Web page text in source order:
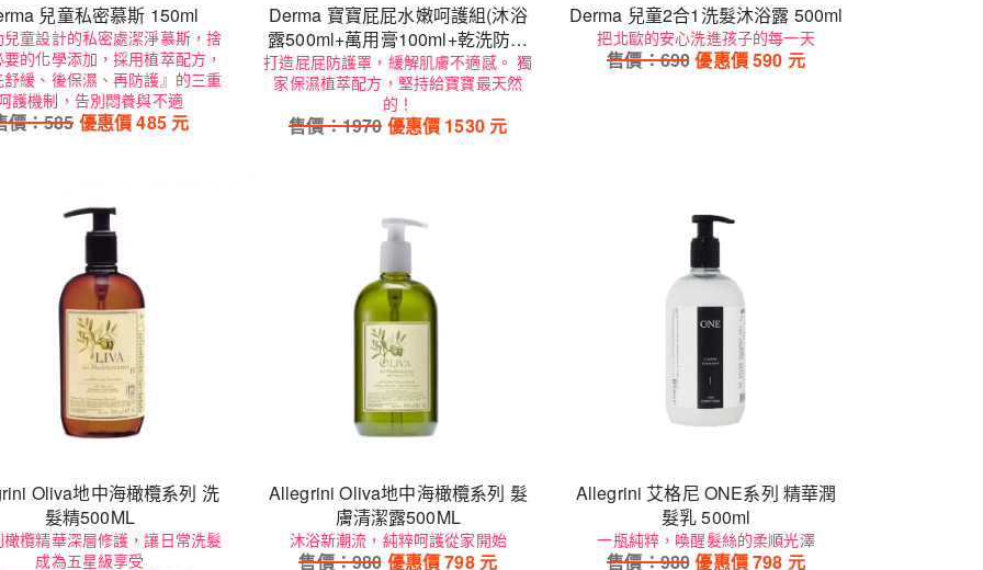
兒童私密慕斯 150ml
兒童設計的私密處潔淨慕斯，捨
的化學添加，採用植萃配方，
舒緩、後保濕、再防護』的三重
護機制，告別悶養與不適
價：585 優惠價485元
Derma 寶寶屁屁水嫩呵護組(沐浴
露500ml+萬用膏100ml+乾洗防護
乳250ml)
打造屁屁防護罩，緩解肌膚不適感。 獨
家保濕植萃配方，堅持給寶寶最天然
的！
售價：1970 優惠價 1530元
Derma 兒童2合1洗髮沐浴露 500ml
把北歐的安心洗進孩子的每一天
售價：690優惠價590 元
欖系列 洗
髮精500ML
橄欖精華深層修護，讓日常洗髮
成為五星級享受
Allegrini Oliva地中海橄欖系列 髮
膚清潔露500ML
沐浴新潮流，純粹呵護從家開始
售價：980 優惠價798元
Allegrini 艾格尼 ONE系列 精華潤
髮乳 500ml
一瓶純粹，喚醒髮絲的柔順光澤
售價：980優惠價798 元